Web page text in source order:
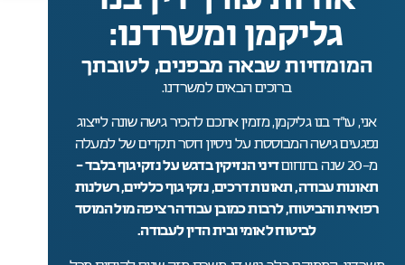
גליקמן ומשרדנו:
המומחיות שבאה מבפנים, לטובתך
ברוכים הבאים למשרדנו.
אני, עו”ד בנו גליקמן, מזמין אתכם להכיר גישה שונה לייצוג
נפגעים גישה המבוססת על ניסיון חסר תקדים של למעלה
מ-20 שנה בתחום
דיני הנזיקין בדגש על נזקי גוף בלבד –
תאונות עבודה, תאונות דרכים, נזקי גוף כלליים, רשלנות
רפואית והביטוח, לרבות כמובן עבודה רציפה מול המוסד
לביטוח לאומי ובית הדין לעבודה.